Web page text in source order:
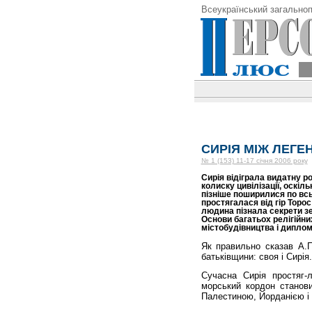
Всеукраїнський
СИРІЯ МІЖ
№ 1 (153) 11-17 січня 2006 року
Сирія відіграла видатну
колиску цивілізації,
пізніше поширилися по
простягалася від гір
людина пізнала секрети
Основи багатьох
містобудівництва і
Як правильно сказав
батьківщини: своя і Сирія.
Cучасна Сирія
морський кордон
Палестиною, Йорданією і